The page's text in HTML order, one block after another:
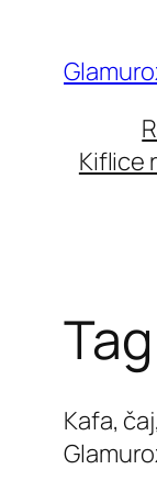
content
Kiflice
Kafa,